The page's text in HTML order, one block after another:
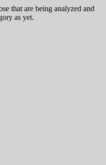
that are being analyzed and
as yet.